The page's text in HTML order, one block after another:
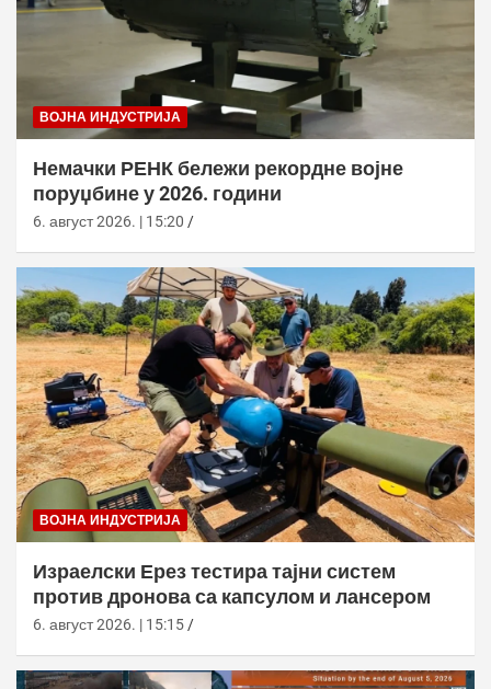
ВОЈНА ИНДУСТРИЈА
Немачки РЕНК бележи рекордне војне
поруџбине у 2026. години
6. август 2026. | 15:20
ВОЈНА ИНДУСТРИЈА
Израелски Ерез тестира тајни систем
против дронова са капсулом и лансером
6. август 2026. | 15:15